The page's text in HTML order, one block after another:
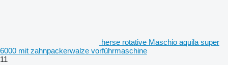
herse rotative Maschio aquila super
6000 mit zahnpackerwalze vorführmaschine
11